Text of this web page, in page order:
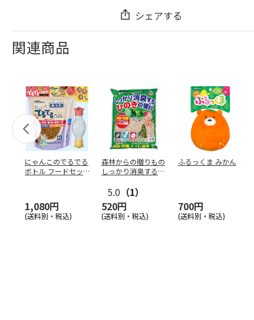
シェアする
関連商品
にゃんこのでるでる
ボトル フードセッ
1,080円
(送料別・税込)
森林からの贈りもの
しっかり消臭するひ
5.0 （1）
520円
(送料別・税込)
ふるっくま みかん
700円
(送料別・税込)